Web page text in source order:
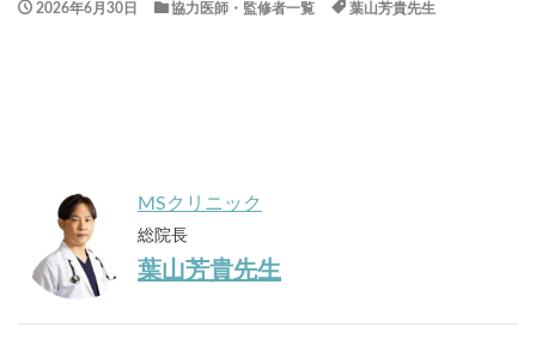
2026年6月30日 協力医師・監修者一覧 葉山芳貴先生
MSクリニック
総院長
葉山芳貴先生